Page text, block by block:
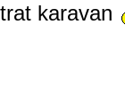
karavan